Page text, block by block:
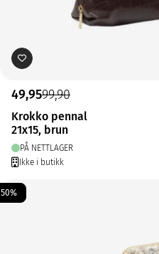
49,9599,90
Krokko pennal
21x15, brun
PÅ NETTLAGER
Ikke i butikk
50%